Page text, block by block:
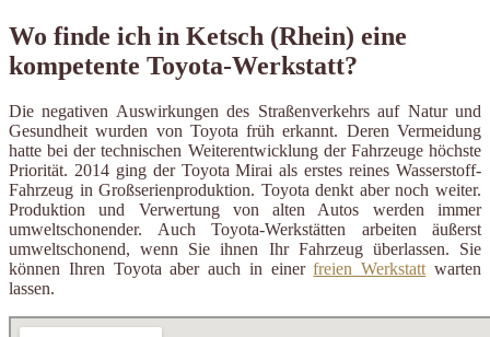
Wo finde ich in Ketsch (Rhein) eine
kompetente Toyota-Werkstatt?
Die negativen Auswirkungen des Straßenverkehrs auf Natur und
Gesundheit wurden von Toyota früh erkannt. Deren Vermeidung
hatte bei der technischen Weiterentwicklung der Fahrzeuge höchste
Priorität. 2014 ging der Toyota Mirai als erstes reines Wasserstoff-
Fahrzeug in Großserienproduktion. Toyota denkt aber noch weiter.
Produktion und Verwertung von alten Autos werden immer
umweltschonender. Auch Toyota-Werkstätten arbeiten äußerst
umweltschonend, wenn Sie ihnen Ihr Fahrzeug überlassen. Sie
können Ihren Toyota aber auch in einerfreien Werkstattwarten
lassen.